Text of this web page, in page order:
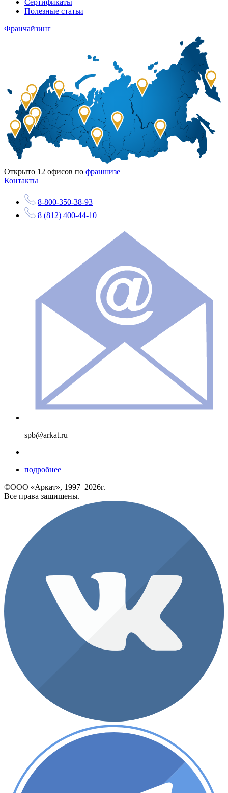
Сертификаты
Полезные статьи
Франчайзинг
Открыто 12 офисов по франшизе
Контакты
8-800-350-38-93
8 (812) 400-44-10
spb@arkat.ru
подробнее
©ООО «Аркат», 1997–2026г.
Все права защищены.